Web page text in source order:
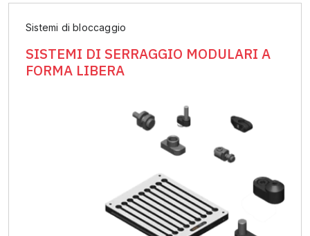
Sistemi di bloccaggio
SISTEMI DI SERRAGGIO MODULARI A
FORMA LIBERA